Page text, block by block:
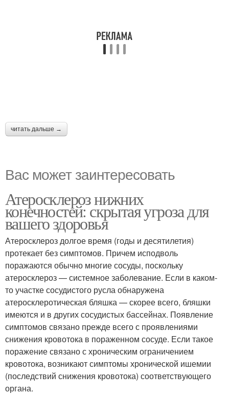
читать дальше →
Вас может заинтересовать
Атеросклероз нижних
конечностей: скрытая угроза для
вашего здоровья
Атеросклероз долгое время (годы и десятилетия)
протекает без симптомов. Причем исподволь
поражаются обычно многие сосуды, поскольку
атеросклероз — системное заболевание. Если в каком-
то участке сосудистого русла обнаружена
атеросклеротическая бляшка — скорее всего, бляшки
имеются и в других сосудистых бассейнах. Появление
симптомов связано прежде всего с проявлениями
снижения кровотока в пораженном сосуде. Если такое
поражение связано с хроническим ограничением
кровотока, возникают симптомы хронической ишемии
(последствий снижения кровотока) соответствующего
органа.